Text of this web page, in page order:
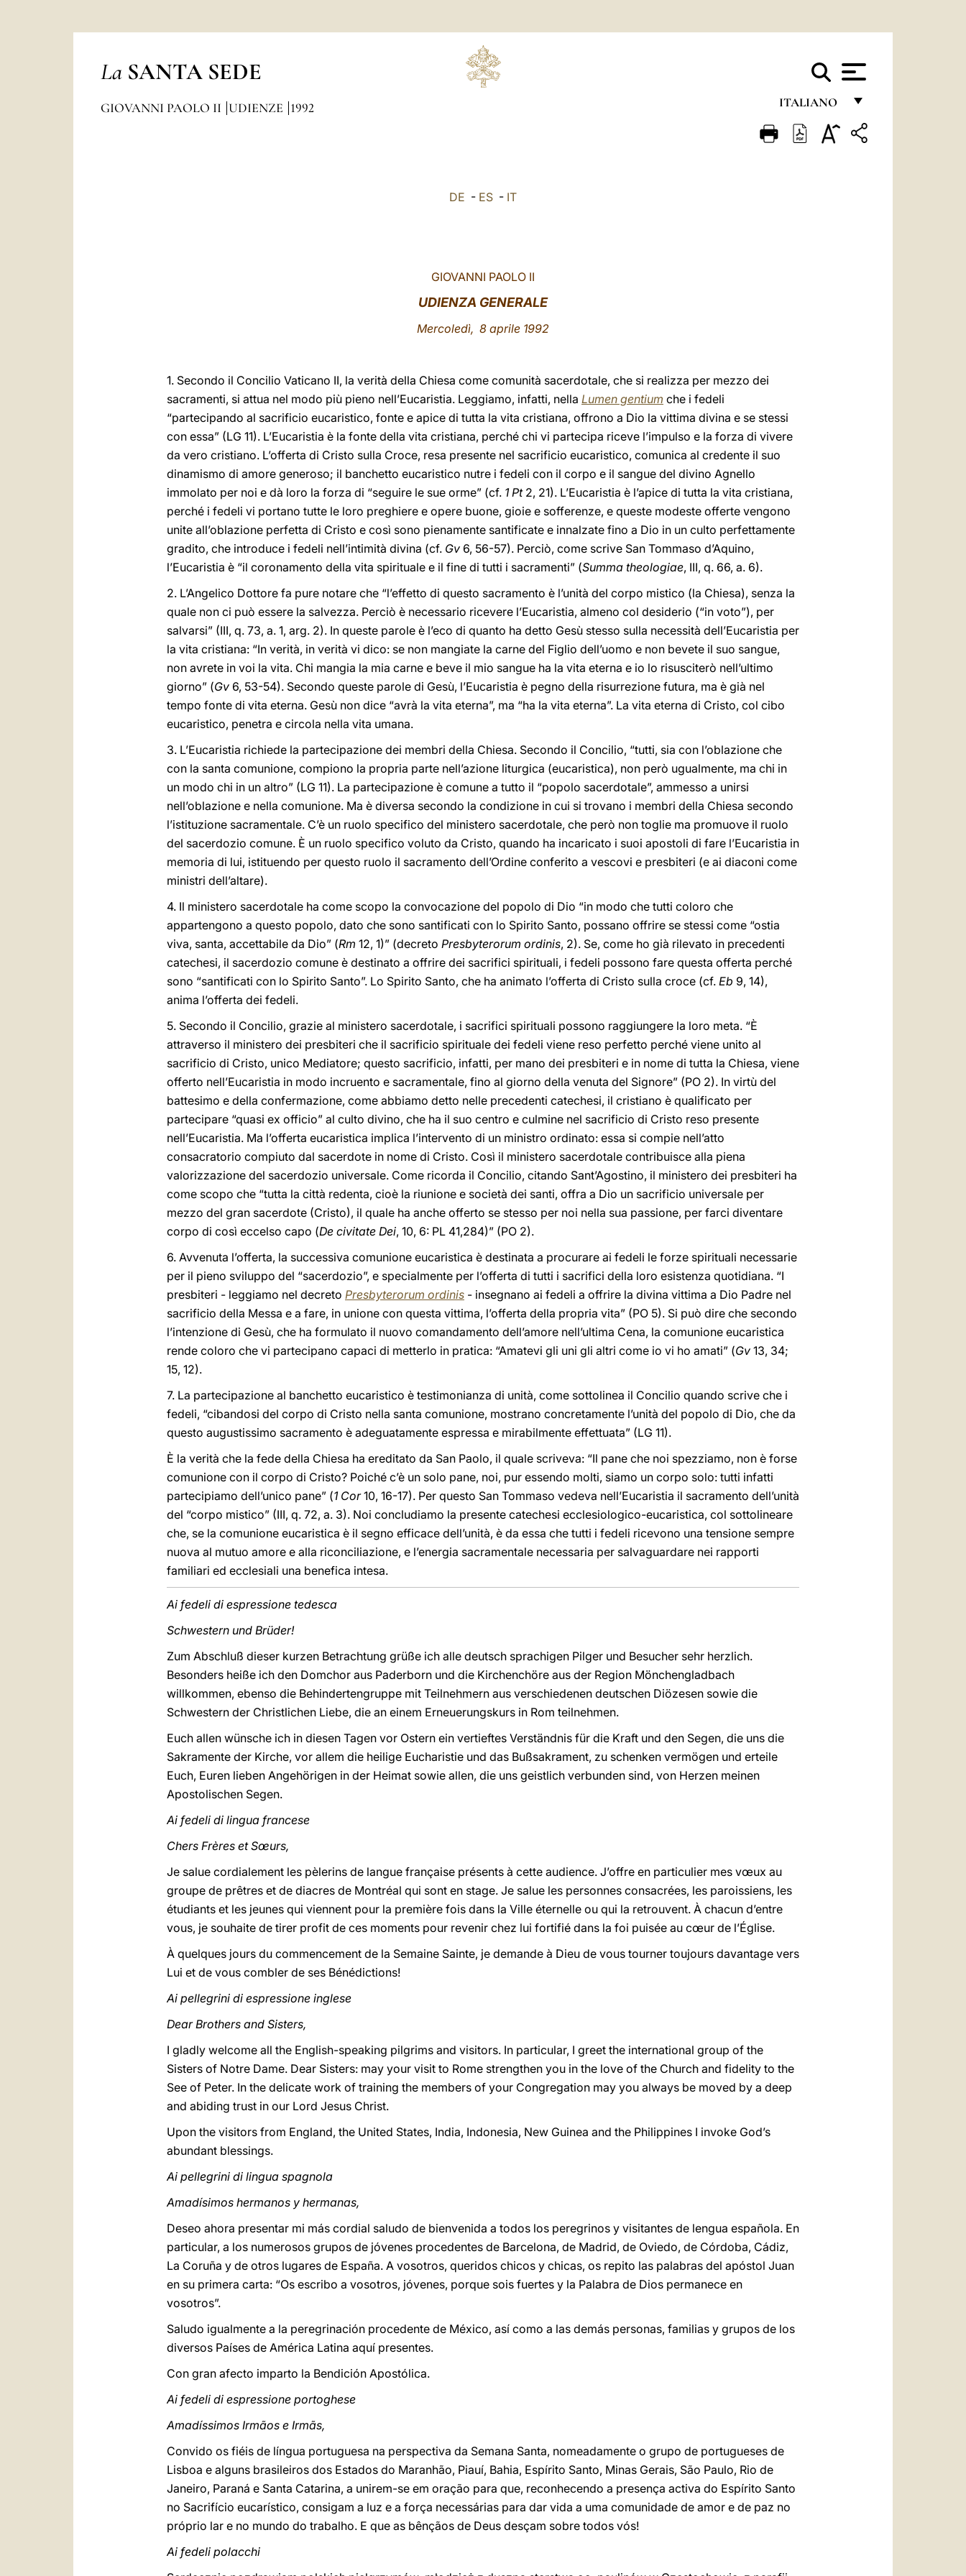
La SANTA SEDE
ITALIANO
FRANÇAIS
GIOVANNI PAOLO II UDIENZE 1992
DE - ES - IT
GIOVANNI PAOLO II
UDIENZA GENERALE
Mercoledì, 8 aprile 1992
1. Secondo il Concilio Vaticano II, la verità della Chiesa come comunità sacerdotale, che si realizza per mezzo dei
sacramenti, si attua nel modo più pieno nell’Eucaristia. Leggiamo, infatti, nella Lumen gentium che i fedeli
“partecipando al sacrificio eucaristico, fonte e apice di tutta la vita cristiana, offrono a Dio la vittima divina e se stessi
con essa” (LG 11). L’Eucaristia è la fonte della vita cristiana, perché chi vi partecipa riceve l’impulso e la forza di vivere
da vero cristiano. L’offerta di Cristo sulla Croce, resa presente nel sacrificio eucaristico, comunica al credente il suo
dinamismo di amore generoso; il banchetto eucaristico nutre i fedeli con il corpo e il sangue del divino Agnello
immolato per noi e dà loro la forza di “seguire le sue orme” (cf. 1 Pt2, 21). L’Eucaristia è l’apice di tutta la vita cristiana,
perché i fedeli vi portano tutte le loro preghiere e opere buone, gioie e sofferenze, e queste modeste offerte vengono
unite all’oblazione perfetta di Cristo e così sono pienamente santificate e innalzate fino a Dio in un culto perfettamente
gradito, che introduce i fedeli nell’intimità divina (cf. Gv 6, 56-57). Perciò, come scrive San Tommaso d’Aquino,
l’Eucaristia è “il coronamento della vita spirituale e il fine di tutti i sacramenti” (Summa theologiae, III, q. 66, a. 6).
2. L’Angelico Dottore fa pure notare che “l’effetto di questo sacramento è l’unità del corpo mistico (la Chiesa), senza la
quale non ci può essere la salvezza. Perciò è necessario ricevere l’Eucaristia, almeno col desiderio (“in voto”), per
salvarsi” (III, q. 73, a. 1, arg. 2). In queste parole è l’eco di quanto ha detto Gesù stesso sulla necessità dell’Eucaristia per
la vita cristiana: “In verità, in verità vi dico: se non mangiate la carne del Figlio dell’uomo e non bevete il suo sangue,
non avrete in voi la vita. Chi mangia la mia carne e beve il mio sangue ha la vita eterna e io lo risusciterò nell’ultimo
giorno” (Gv 6, 53-54). Secondo queste parole di Gesù, l’Eucaristia è pegno della risurrezione futura, ma è già nel
tempo fonte di vita eterna. Gesù non dice “avrà la vita eterna”, ma “ha la vita eterna”. La vita eterna di Cristo, col cibo
eucaristico, penetra e circola nella vita umana.
3. L’Eucaristia richiede la partecipazione dei membri della Chiesa. Secondo il Concilio, “tutti, sia con l’oblazione che
con la santa comunione, compiono la propria parte nell’azione liturgica (eucaristica), non però ugualmente, ma chi in
un modo chi in un altro” (LG 11). La partecipazione è comune a tutto il “popolo sacerdotale”, ammesso a unirsi
nell’oblazione e nella comunione. Ma è diversa secondo la condizione in cui si trovano i membri della Chiesa secondo
l’istituzione sacramentale. C’è un ruolo specifico del ministero sacerdotale, che però non toglie ma promuove il ruolo
del sacerdozio comune. È un ruolo specifico voluto da Cristo, quando ha incaricato i suoi apostoli di fare l’Eucaristia in
memoria di lui, istituendo per questo ruolo il sacramento dell’Ordine conferito a vescovi e presbiteri (e ai diaconi come
ministri dell’altare).
4. Il ministero sacerdotale ha come scopo la convocazione del popolo di Dio “in modo che tutti coloro che
appartengono a questo popolo, dato che sono santificati con lo Spirito Santo, possano offrire se stessi come “ostia
viva, santa, accettabile da Dio” (Rm 12, 1)” (decreto Presbyterorum ordinis, 2). Se, come ho già rilevato in precedenti
catechesi, il sacerdozio comune è destinato a offrire dei sacrifici spirituali, i fedeli possono fare questa offerta perché
sono “santificati con lo Spirito Santo”. Lo Spirito Santo, che ha animato l’offerta di Cristo sulla croce (cf. Eb 9, 14),
anima l’offerta dei fedeli.
5. Secondo il Concilio, grazie al ministero sacerdotale, i sacrifici spirituali possono raggiungere la loro meta. “È
attraverso il ministero dei presbiteri che il sacrificio spirituale dei fedeli viene reso perfetto perché viene unito al
sacrificio di Cristo, unico Mediatore; questo sacrificio, infatti, per mano dei presbiteri e in nome di tutta la Chiesa, viene
offerto nell’Eucaristia in modo incruento e sacramentale, fino al giorno della venuta del Signore” (PO 2). In virtù del
battesimo e della confermazione, come abbiamo detto nelle precedenti catechesi, il cristiano è qualificato per
partecipare “quasi ex officio” al culto divino, che ha il suo centro e culmine nel sacrificio di Cristo reso presente
nell’Eucaristia. Ma l’offerta eucaristica implica l’intervento di un ministro ordinato: essa si compie nell’atto
consacratorio compiuto dal sacerdote in nome di Cristo. Così il ministero sacerdotale contribuisce alla piena
valorizzazione del sacerdozio universale. Come ricorda il Concilio, citando Sant’Agostino, il ministero dei presbiteri ha
come scopo che “tutta la città redenta, cioè la riunione e società dei santi, offra a Dio un sacrificio universale per
mezzo del gran sacerdote (Cristo), il quale ha anche offerto se stesso per noi nella sua passione, per farci diventare
corpo di così eccelso capo (De civitate Dei, 10, 6: PL 41,284)” (PO 2).
6. Avvenuta l’offerta, la successiva comunione eucaristica è destinata a procurare ai fedeli le forze spirituali necessarie
per il pieno sviluppo del “sacerdozio”, e specialmente per l’offerta di tutti i sacrifici della loro esistenza quotidiana. “I
presbiteri - leggiamo nel decreto Presbyterorum ordinis - insegnano ai fedeli a offrire la divina vittima a Dio Padre nel
sacrificio della Messa e a fare, in unione con questa vittima, l’offerta della propria vita” (PO 5). Si può dire che secondo
l’intenzione di Gesù, che ha formulato il nuovo comandamento dell’amore nell’ultima Cena, la comunione eucaristica
rende coloro che vi partecipano capaci di metterlo in pratica: “Amatevi gli uni gli altri come io vi ho amati” (Gv 13, 34;
15, 12).
7. La partecipazione al banchetto eucaristico è testimonianza di unità, come sottolinea il Concilio quando scrive che i
fedeli, “cibandosi del corpo di Cristo nella santa comunione, mostrano concretamente l’unità del popolo di Dio, che da
questo augustissimo sacramento è adeguatamente espressa e mirabilmente effettuata” (LG 11).
È la verità che la fede della Chiesa ha ereditato da San Paolo, il quale scriveva: “Il pane che noi spezziamo, non è forse
comunione con il corpo di Cristo? Poiché c’è un solo pane, noi, pur essendo molti, siamo un corpo solo: tutti infatti
partecipiamo dell’unico pane” (1 Cor10, 16-17). Per questo San Tommaso vedeva nell’Eucaristia il sacramento dell’unità
del “corpo mistico” (III, q. 72, a. 3). Noi concludiamo la presente catechesi ecclesiologico-eucaristica, col sottolineare
che, se la comunione eucaristica è il segno efficace dell’unità, è da essa che tutti i fedeli ricevono una tensione sempre
nuova al mutuo amore e alla riconciliazione, e l’energia sacramentale necessaria per salvaguardare nei rapporti
familiari ed ecclesiali una benefica intesa.
Ai fedeli di espressione tedesca
Schwestern und Brüder!
Zum Abschluß dieser kurzen Betrachtung grüße ich alle deutsch sprachigen Pilger und Besucher sehr herzlich.
Besonders heiße ich den Domchor aus Paderborn und die Kirchenchöre aus der Region Mönchengladbach
willkommen, ebenso die Behindertengruppe mit Teilnehmern aus verschiedenen deutschen Diözesen sowie die
Schwestern der Christlichen Liebe, die an einem Erneuerungskurs in Rom teilnehmen.
Euch allen wünsche ich in diesen Tagen vor Ostern ein vertieftes Verständnis für die Kraft und den Segen, die uns die
Sakramente der Kirche, vor allem die heilige Eucharistie und das Bußsakrament, zu schenken vermögen und erteile
Euch, Euren lieben Angehörigen in der Heimat sowie allen, die uns geistlich verbunden sind, von Herzen meinen
Apostolischen Segen.
Ai fedeli di lingua francese
Chers Frères et Sœurs,
Je salue cordialement les pèlerins de langue française présents à cette audience. J’offre en particulier mes vœux au
groupe de prêtres et de diacres de Montréal qui sont en stage. Je salue les personnes consacrées, les paroissiens, les
étudiants et les jeunes qui viennent pour la première fois dans la Ville éternelle ou qui la retrouvent. À chacun d’entre
vous, je souhaite de tirer profit de ces moments pour revenir chez lui fortifié dans la foi puisée au cœur de l’Église.
À quelques jours du commencement de la Semaine Sainte, je demande à Dieu de vous tourner toujours davantage vers
Lui et de vous combler de ses Bénédictions!
Ai pellegrini di espressione inglese
Dear Brothers and Sisters,
I gladly welcome all the English-speaking pilgrims and visitors. In particular, I greet the international group of the
Sisters of Notre Dame. Dear Sisters: may your visit to Rome strengthen you in the love of the Church and fidelity to the
See of Peter. In the delicate work of training the members of your Congregation may you always be moved by a deep
and abiding trust in our Lord Jesus Christ.
Upon the visitors from England, the United States, India, Indonesia, New Guinea and the Philippines I invoke God’s
abundant blessings.
Ai pellegrini di lingua spagnola
Amadísimos hermanos y hermanas,
Deseo ahora presentar mi más cordial saludo de bienvenida a todos los peregrinos y visitantes de lengua española. En
particular, a los numerosos grupos de jóvenes procedentes de Barcelona, de Madrid, de Oviedo, de Córdoba, Cádiz,
La Coruña y de otros lugares de España. A vosotros, queridos chicos y chicas, os repito las palabras del apóstol Juan
en su primera carta: “Os escribo a vosotros, jóvenes, porque sois fuertes y la Palabra de Dios permanece en
vosotros”.
Saludo igualmente a la peregrinación procedente de México, así como a las demás personas, familias y grupos de los
diversos Países de América Latina aquí presentes.
Con gran afecto imparto la Bendición Apostólica.
Ai fedeli di espressione portoghese
Amadíssimos Irmãos e Irmãs,
Convido os fiéis de língua portuguesa na perspectiva da Semana Santa, nomeadamente o grupo de portugueses de
Lisboa e alguns brasileiros dos Estados do Maranhão, Piauí, Bahia, Espírito Santo, Minas Gerais, São Paulo, Rio de
Janeiro, Paraná e Santa Catarina, a unirem-se em oração para que, reconhecendo a presença activa do Espírito Santo
no Sacrifício eucarístico, consigam a luz e a força necessárias para dar vida a uma comunidade de amor e de paz no
próprio lar e no mundo do trabalho. E que as bênçãos de Deus desçam sobre todos vós!
Ai fedeli polacchi